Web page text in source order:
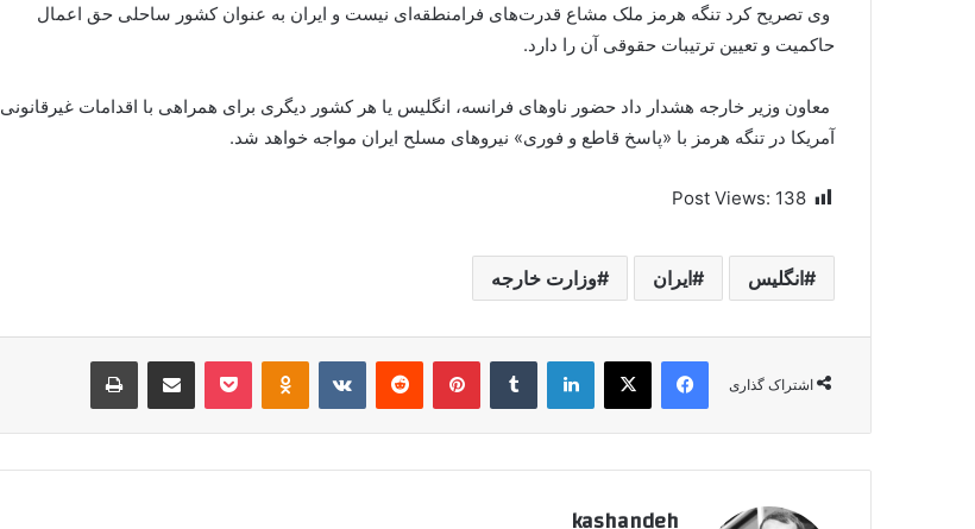
وی تصریح کرد تنگه هرمز ملک مشاع قدرت‌های فرامنطقه‌ای نیست و ایران به عنوان کشور ساحلی حق اعمال
حاکمیت و تعیین ترتیبات حقوقی آن را دارد.
معاون وزیر خارجه هشدار داد حضور ناوهای فرانسه، انگلیس یا هر کشور دیگری برای همراهی با اقدامات غیرقانونی
آمریکا در تنگه هرمز با «پاسخ قاطع و فوری» نیروهای مسلح ایران مواجه خواهد شد.
Post Views: 138
انگلیس ایران وزارت خارجه
اشتراک گذاری
فیسبوکایکس لینکداین تامبلر پینتریستReddit
VKontakte
Odnoklassniki
پاکت اشتراک گذاری با ایمیل چاپ